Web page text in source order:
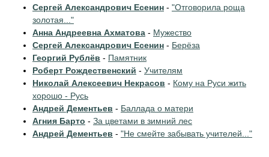
Сергей Александрович Есенин - "Отговорила роща
золотая..."
Анна Андреевна Ахматова - Мужество
Сергей Александрович Есенин - Берёза
Георгий Рублёв - Памятник
Роберт Рождественский - Учителям
Николай Алексеевич Некрасов - Кому на Руси жить
хорошо - Русь
Андрей Дементьев - Баллада о матери
Агния Барто - За цветами в зимний лес
Андрей Дементьев - "Не смейте забывать учителей..."